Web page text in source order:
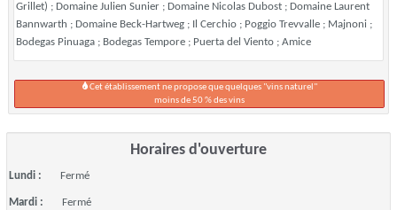
Grillet) ; Domaine Julien Sunier ; Domaine Nicolas Dubost ; Domaine Laurent
Bannwarth ; Domaine Beck-Hartweg ; Il Cerchio ; Poggio Trevvalle ; Majnoni ;
Bodegas Pinuaga ; Bodegas Tempore ; Puerta del Viento ; Amice
Cet établissement ne propose que quelques "vins naturel"
moins de 50 % des vins
Horaires d'ouverture
Lundi : Fermé
Mardi : Fermé